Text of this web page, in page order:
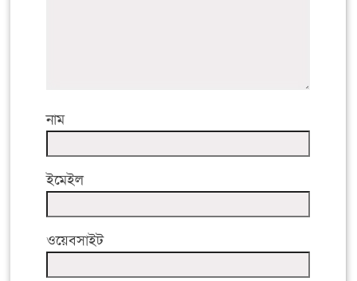
নাম
ইমেইল
ওয়েবসাইট